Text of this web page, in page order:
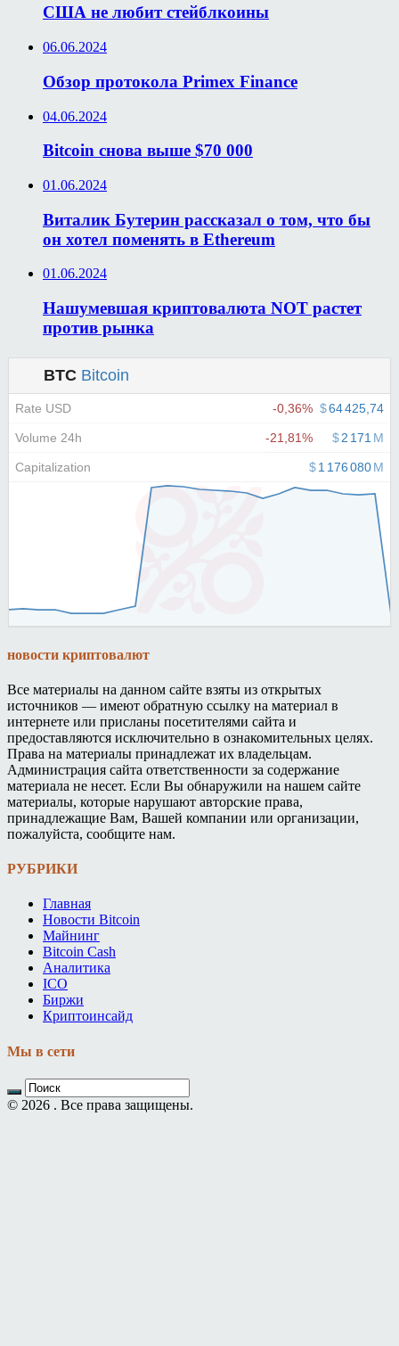
США не любит стейблкоины
06.06.2024
Обзор протокола Primex Finance
04.06.2024
Bitcoin снова выше $70 000
01.06.2024
Виталик Бутерин рассказал о том, что бы
он хотел поменять в Ethereum
01.06.2024
Нашумевшая криптовалюта NOT растет
против рынка
новости криптовалют
Все материалы на данном сайте взяты из открытых
источников — имеют обратную ссылку на материал в
интернете или присланы посетителями сайта и
предоставляются исключительно в ознакомительных целях.
Права на материалы принадлежат их владельцам.
Администрация сайта ответственности за содержание
материала не несет. Если Вы обнаружили на нашем сайте
материалы, которые нарушают авторские права,
принадлежащие Вам, Вашей компании или организации,
пожалуйста, сообщите нам.
РУБРИКИ
Главная
Новости Bitcoin
Майнинг
Bitcoin Cash
Аналитика
ICO
Биржи
Криптоинсайд
Мы в сети
© 2026 . Все права защищены.